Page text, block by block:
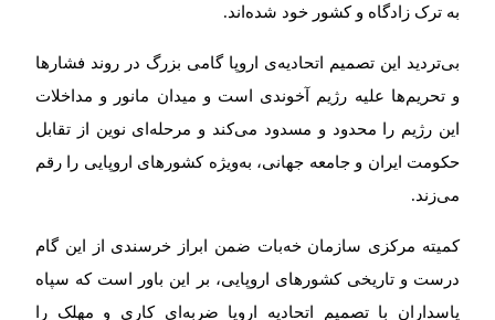
به ترک زادگاه و کشور خود شده‌اند.
بی‌تردید این تصمیم اتحادیەی اروپا گامی بزرگ در روند فشارها
و تحریم‌ها علیه رژیم آخوندی است و میدان مانور و مداخلات
این رژیم را محدود و مسدود می‌کند و مرحله‌ای نوین از تقابل
حکومت ایران و جامعه جهانی، به‌ویژه کشورهای اروپایی را رقم
می‌زند.
کمیته مرکزی سازمان خەبات ضمن ابراز خرسندی از این گام
درست و تاریخی کشورهای اروپایی، بر این باور است که سپاه
پاسداران با تصمیم اتحادیه اروپا ضربه‌ای کاری و مهلک را